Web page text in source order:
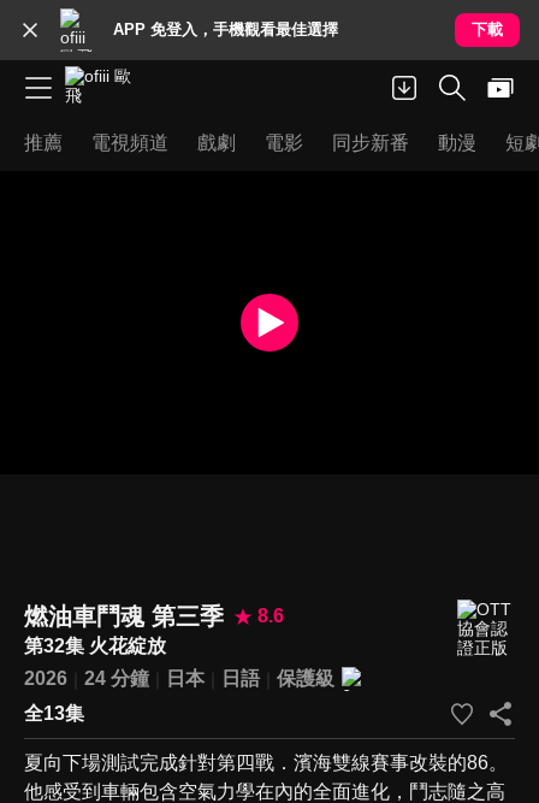
APP 免登入，手機觀看最佳選擇 下載
推薦 電視頻道 戲劇 電影 同步新番 動漫 短
燃油車鬥魂 第三季
8.6
第32集 火花綻放
2026
24 分鐘 日本 日語
保護級
全13集
夏向下場測試完成針對第四戰．濱海雙線賽事改裝的86。
他感受到車輛包含空氣力學在內的全面進化，鬥志隨之高